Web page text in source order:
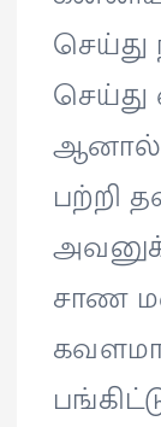
செய்து
ஆனால்
பற்றி
சாண